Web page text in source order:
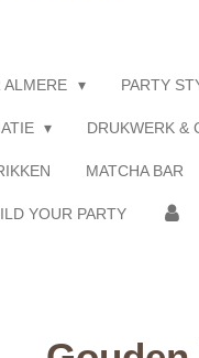
ALMERE PARTY
DRUKWERK &
MATCHA BAR
YOUR PARTY